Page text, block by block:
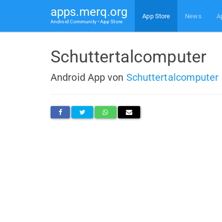
apps.merq.org
Android Community • App Store
App Store News
Schuttertalcomputer
Android App von Schuttertalcomputer